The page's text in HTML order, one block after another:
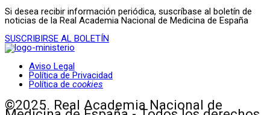
Si desea recibir información periódica, suscríbase al boletín de
noticias de la Real Academia Nacional de Medicina de España
SUSCRIBIRSE AL BOLETÍN
Aviso Legal
Política de Privacidad
Política de cookies
©2025. Real Academia Nacional de